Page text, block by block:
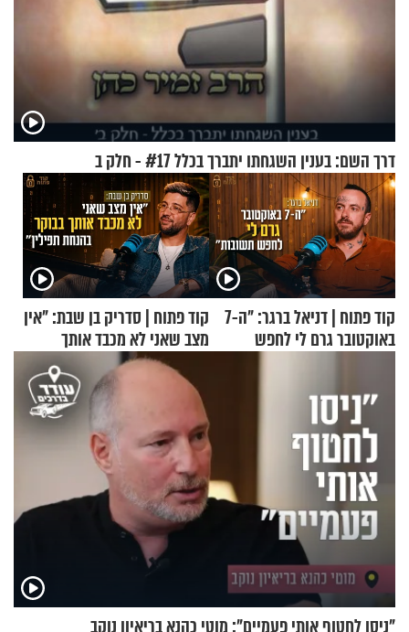
דרך השם: בענין השגחתו יתברך בכלל #17 - חלק ב
קוד פתוח | דניאל ברגר: "ה-7
באוקטובר גרם לי לחפש
קוד פתוח | סדריק בן שבת: "אין
מצב שאני לא מכבד אותך
בבוקר בהנחת תפילין"